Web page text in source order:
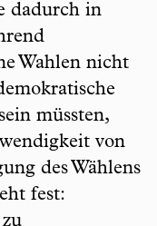
dadurch in
Wahlen nicht
müssten,
von
des Wählens
fest: